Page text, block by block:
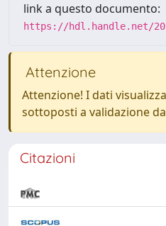
link a questo documento:
https://hdl.handle.net/
Attenzione
Attenzione! I dati
sottoposti a validazione
Citazioni